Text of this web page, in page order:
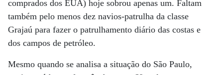
comprados dos EUA) hoje sobrou apenas um. Faltam
também pelo menos dez navios-patrulha da classe
Grajaú para fazer o patrulhamento diário das costas e
dos campos de petróleo.
Mesmo quando se analisa a situação do São Paulo,